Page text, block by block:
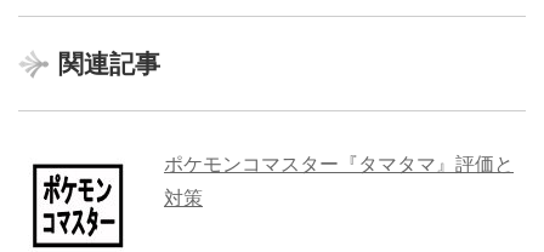
関連記事
ポケモンコマスター『タマタマ』評価と
対策